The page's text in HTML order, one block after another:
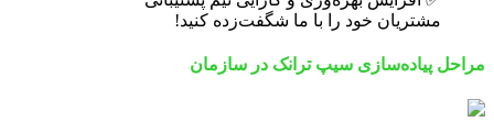
مشتریان خود را با ما شگفت‌زده کنید!
مراحل پیاده‌سازی سیپ ترانک در سازمان